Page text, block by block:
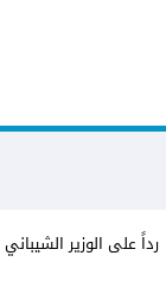
رداً على الوزير الشيباني